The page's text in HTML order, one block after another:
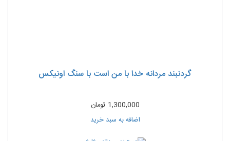
گردنبند مردانه خدا با من است با سنگ اونیکس
1,300,000 تومان
اضافه به سبد خرید